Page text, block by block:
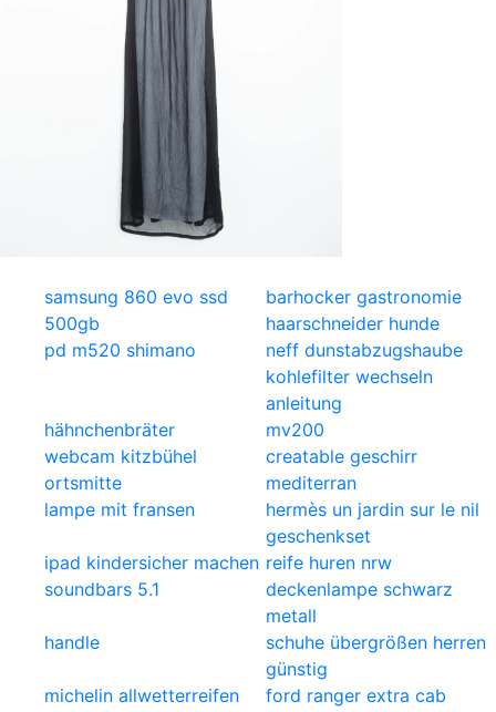
samsung 860 evo ssd
500gb
barhocker gastronomie
haarschneider hunde
pd m520 shimano
neff dunstabzugshaube
kohlefilter wechseln
anleitung
hähnchenbräter
mv200
webcam kitzbühel
ortsmitte
creatable geschirr
mediterran
lampe mit fransen
hermès un jardin sur le nil
geschenkset
ipad kindersicher machen reife huren nrw
soundbars 5.1
deckenlampe schwarz
metall
handle
schuhe übergrößen herren
günstig
michelin allwetterreifen
ford ranger extra cab